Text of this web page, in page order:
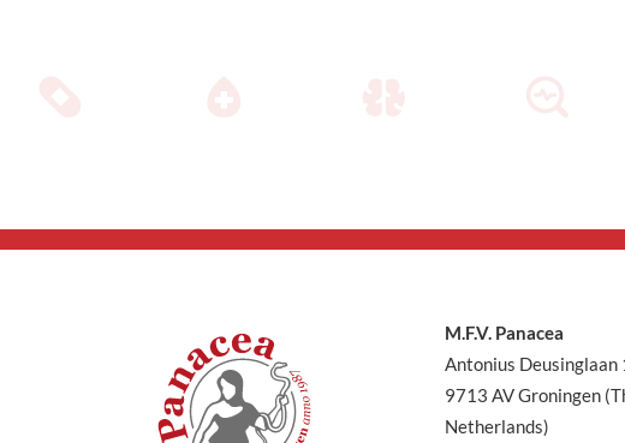
M.F.V. Panacea
Antonius Deusinglaan
9713 AV Groningen
Netherlands)